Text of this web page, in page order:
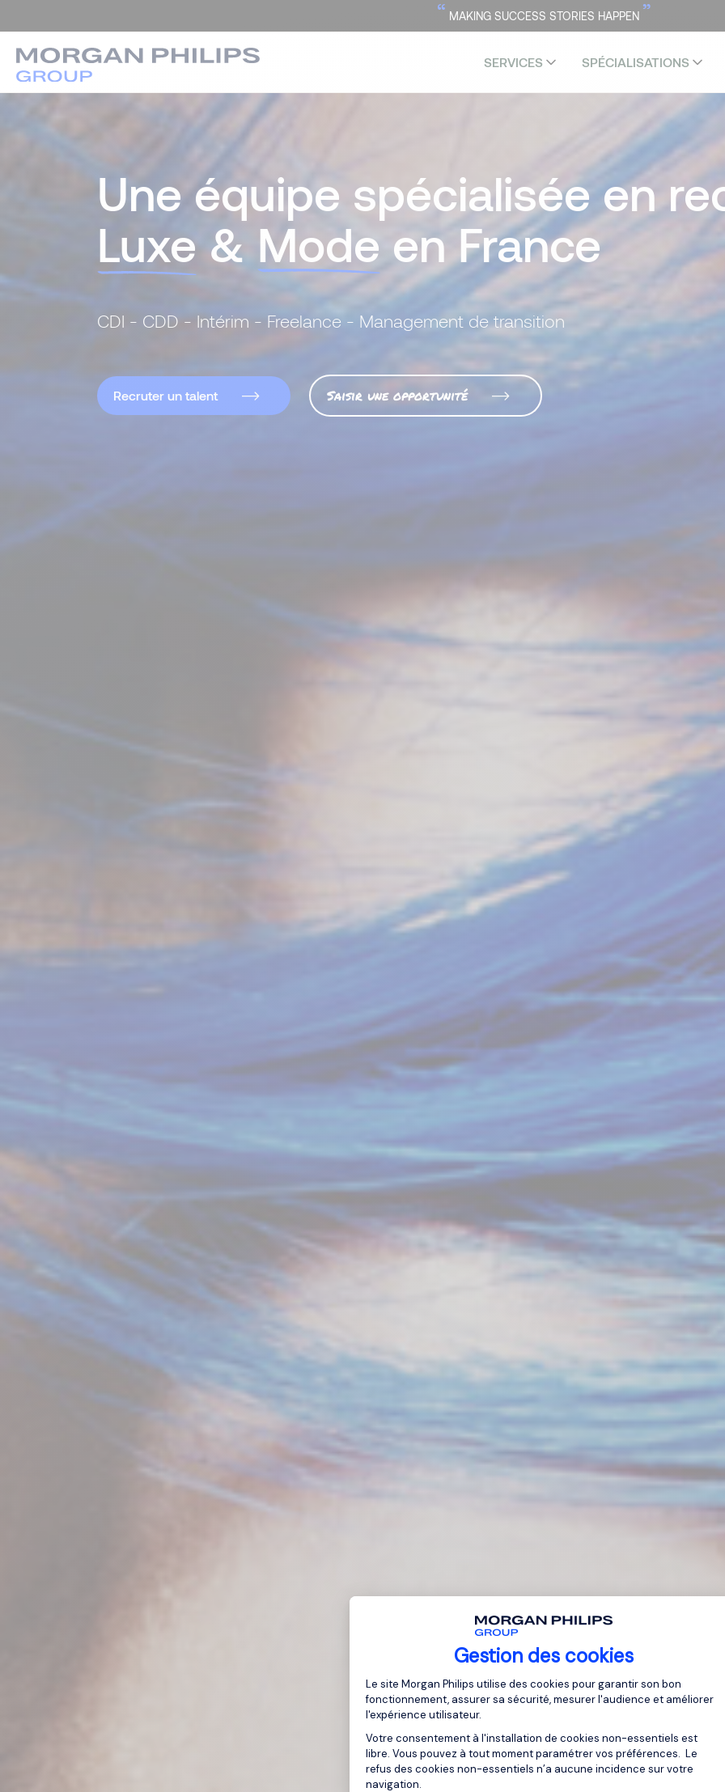
Gestion des cookies
Plateforme de Gestion du
Le site Morgan Philips utilise des cookies pour garantir son bon
fonctionnement, assurer sa sécurité, mesurer l'audience et améliorer
l'expérience utilisateur.
Votre consentement à l'installation de cookies non-essentiels est
libre. Vous pouvez à tout moment paramétrer vos préférences. Le
refus des cookies non-essentiels n’a aucune incidence sur votre
navigation.
“ MAKING SUCCESS STORIES HAPPEN ”
SERVICES SPÉCIALISATIONS
Une équipe spécialisée en
Luxe& Mode en France
CDI - CDD - Intérim - Freelance - Management de transition
Recruter un talent Saisir une opportunité